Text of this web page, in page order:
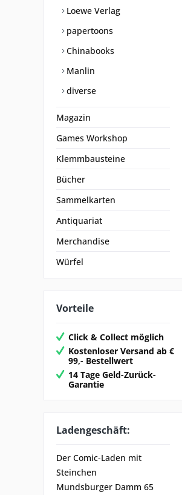
Loewe Verlag
papertoons
Chinabooks
Manlin
diverse
Magazin
Games Workshop
Klemmbausteine
Bücher
Sammelkarten
Antiquariat
Merchandise
Würfel
Vorteile
Click & Collect möglich
Kostenloser Versand ab €
99,- Bestellwert
14 Tage Geld-Zurück-
Garantie
Ladengeschäft:
Der Comic-Laden mit
Steinchen
Mundsburger Damm 65